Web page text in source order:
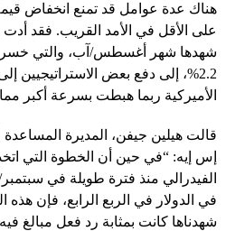
هناك عدة عوامل قد تمنع انخفاض
على الأقل في الأمد القريب. فقد أدت
شهدها شهر أغسطس/آب، والتي خسر
2.2%، إلى دفع بعض الاستراتيجيين
الأميركية ربما هبطت بسرعة أكبر
قالت هيلين جيفن، المديرة
إس إيه: “في حين أن الخطوة التي
الفيدرالي منذ فترة طويلة في
في الدولار في الربع الرابع، فإن هذه
شهدناها كانت بمثابة رد فعل مبالغ